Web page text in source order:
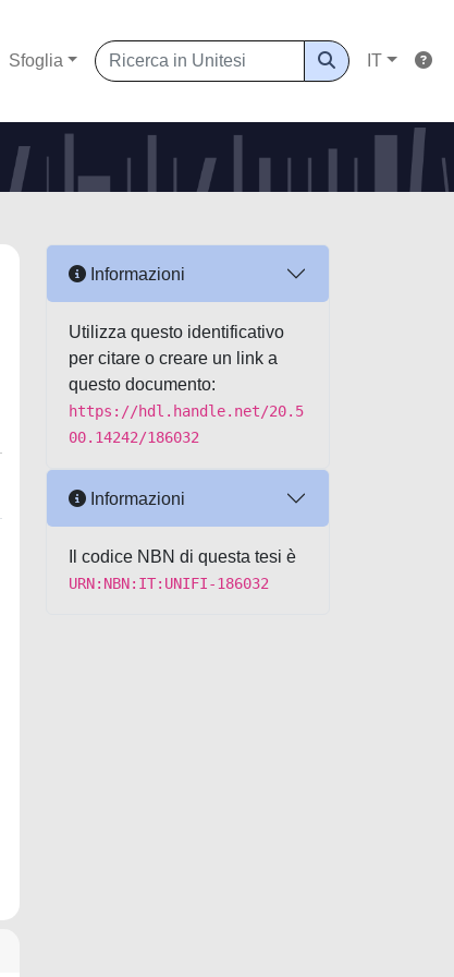
Sfoglia IT
Informazioni
Utilizza questo identificativo
per citare o creare un link a
questo documento:
https://hdl.handle.net/20.5
00.14242/186032
Informazioni
Il codice NBN di questa tesi è
URN:NBN:IT:UNIFI-186032